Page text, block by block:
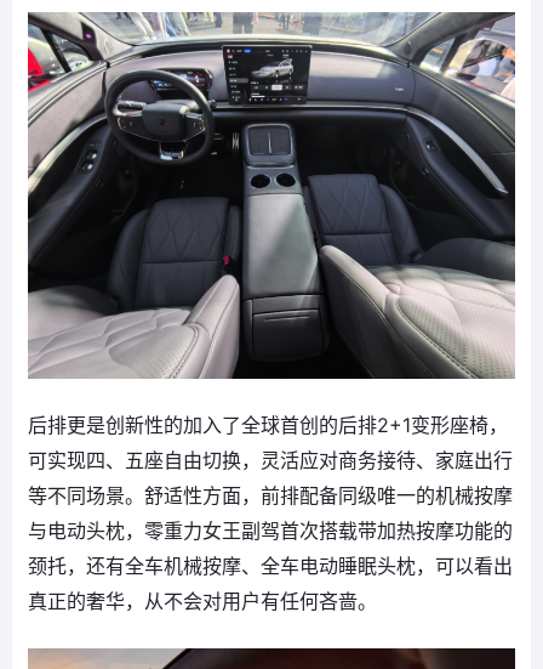
后排更是创新性的加入了全球首创的后排2+1变形座椅，
可实现四、五座自由切换，灵活应对商务接待、家庭出行
等不同场景。舒适性方面，前排配备同级唯一的机械按摩
与电动头枕，零重力女王副驾首次搭载带加热按摩功能的
颈托，还有全车机械按摩、全车电动睡眠头枕，可以看出
真正的奢华，从不会对用户有任何吝啬。